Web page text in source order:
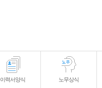
이력서양식 노무상식